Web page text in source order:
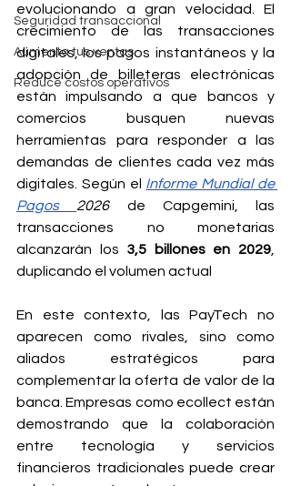
Seguridad transaccional
Aumenta tus ventas
Reduce costos operativos
evolucionando a gran velocidad. El
crecimiento de las transacciones
digitales, los pagos instantáneos y la
adopción de billeteras electrónicas
están impulsando a que bancos y
comercios busquen nuevas
herramientas para responder a las
demandas de clientes cada vez más
digitales. Según el Informe Mundial de
Pagos 2026 de Capgemini, las
transacciones no monetarias
alcanzarán los 3,5 billones en 2029
duplicando el volumen actual
En este contexto, las PayTech no
aparecen como rivales, sino como
aliados estratégicos para
complementar la oferta de valor de la
banca. Empresas como ecollect están
demostrando que la colaboración
entre tecnología y servicios
financieros tradicionales puede crear